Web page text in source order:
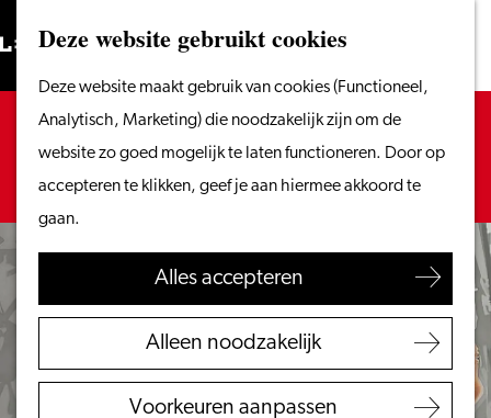
Deze website gebruikt cookies
Deze website maakt gebruik van cookies (Functioneel,
Analytisch, Marketing) die noodzakelijk zijn om de
website zo goed mogelijk te laten functioneren. Door op
accepteren te klikken, geef je aan hiermee akkoord te
gaan.
Alles accepteren
Alleen noodzakelijk
Voorkeuren aanpassen
Ga
naar
homepage
Menu
ZoekenVanaf het water
wandelen
Winkelen
Eten & drinken
Met kinderen
VVV Leiden
Bereikbaarheid
Zoeken
Sorry, deze activiteit is niet meer beschikbaar.
Bekijk hetactuele aanbodvoor de beschikbare
opties.